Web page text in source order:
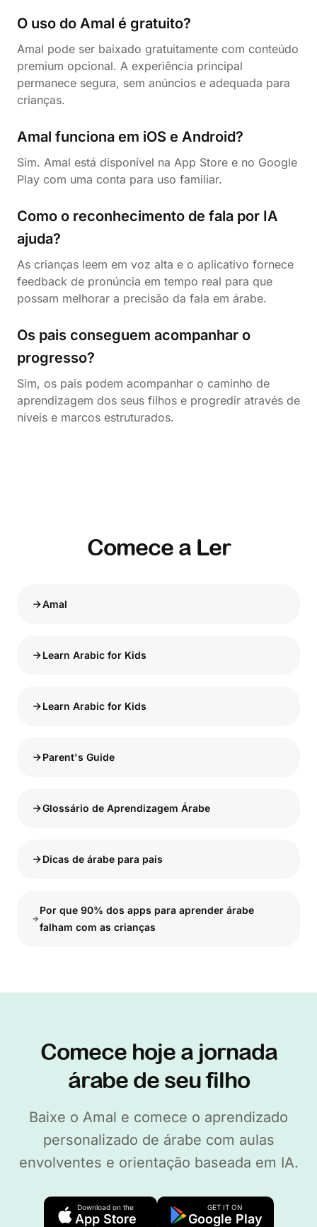
O uso do Amal é gratuito?
Amal pode ser baixado gratuitamente com conteúdo
premium opcional. A experiência principal
permanece segura, sem anúncios e adequada para
crianças.
Amal funciona em iOS e Android?
Sim. Amal está disponível na App Store e no Google
Play com uma conta para uso familiar.
Como o reconhecimento de fala por IA
ajuda?
As crianças leem em voz alta e o aplicativo fornece
feedback de pronúncia em tempo real para que
possam melhorar a precisão da fala em árabe.
Os pais conseguem acompanhar o
progresso?
Sim, os pais podem acompanhar o caminho de
aprendizagem dos seus filhos e progredir através de
níveis e marcos estruturados.
Comece a Ler
Amal
Learn Arabic for Kids
Learn Arabic for Kids
Parent's Guide
Glossário de Aprendizagem Árabe
Dicas de árabe para pais
Por que 90% dos apps para aprender árabe
falham com as crianças
Comece hoje a jornada
árabe de seu filho
Baixe o Amal e comece o aprendizado
personalizado de árabe com aulas
envolventes e orientação baseada em IA.
Download on the
App Store
GET IT ON
Google Play